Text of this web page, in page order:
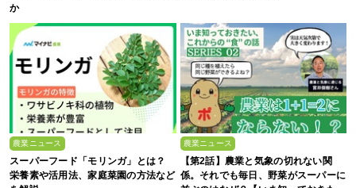
か
農業ニュース
スーパーフード「モリンガ」とは？
栄養素や活用法、家庭菜園の方法など
農業ニュース
【第2話】農業と気象の切れない関
係。それでも毎日、野菜がスーパーに